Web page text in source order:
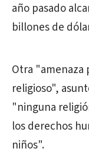
año pasado
billones de
Otra "amenaza
religioso",
"ninguna
los derechos
niños".